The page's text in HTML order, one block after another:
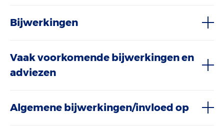
Bijwerkingen
Vaak voorkomende bijwerkingen en
adviezen
Algemene bijwerkingen/invloed op